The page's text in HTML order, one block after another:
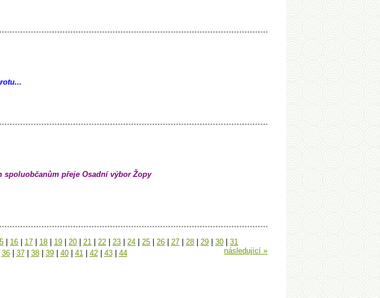
přeje Osadní výbor Žopy
16 17 18 19 20 21 22 23 24 25 26 27 28 29 30
31
36 37 38 39 40 41 42 43 44 následující »